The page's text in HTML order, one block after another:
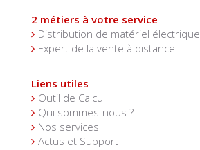
2 métiers à votre service
Distribution de matériel électrique
Expert de la vente à distance
Liens utiles
Outil de Calcul
Qui sommes-nous ?
Nos services
Actus et Support